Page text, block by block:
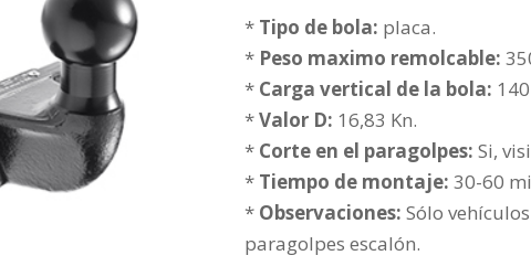
* Tipo de bola: placa.
* Peso maximo remolcable:
* Carga vertical de la bola:
*Valor D: 16,83 Kn.
* Corte en el paragolpes: Si,
* Tiempo de montaje: 30-60
* Observaciones: Sólo
paragolpes escalón.